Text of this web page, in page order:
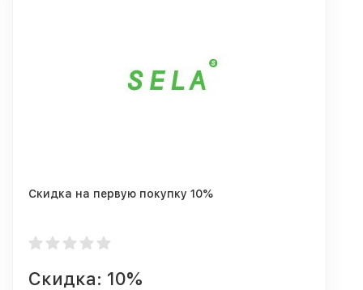
Скидка на первую покупку 10%
Скидка: 10%